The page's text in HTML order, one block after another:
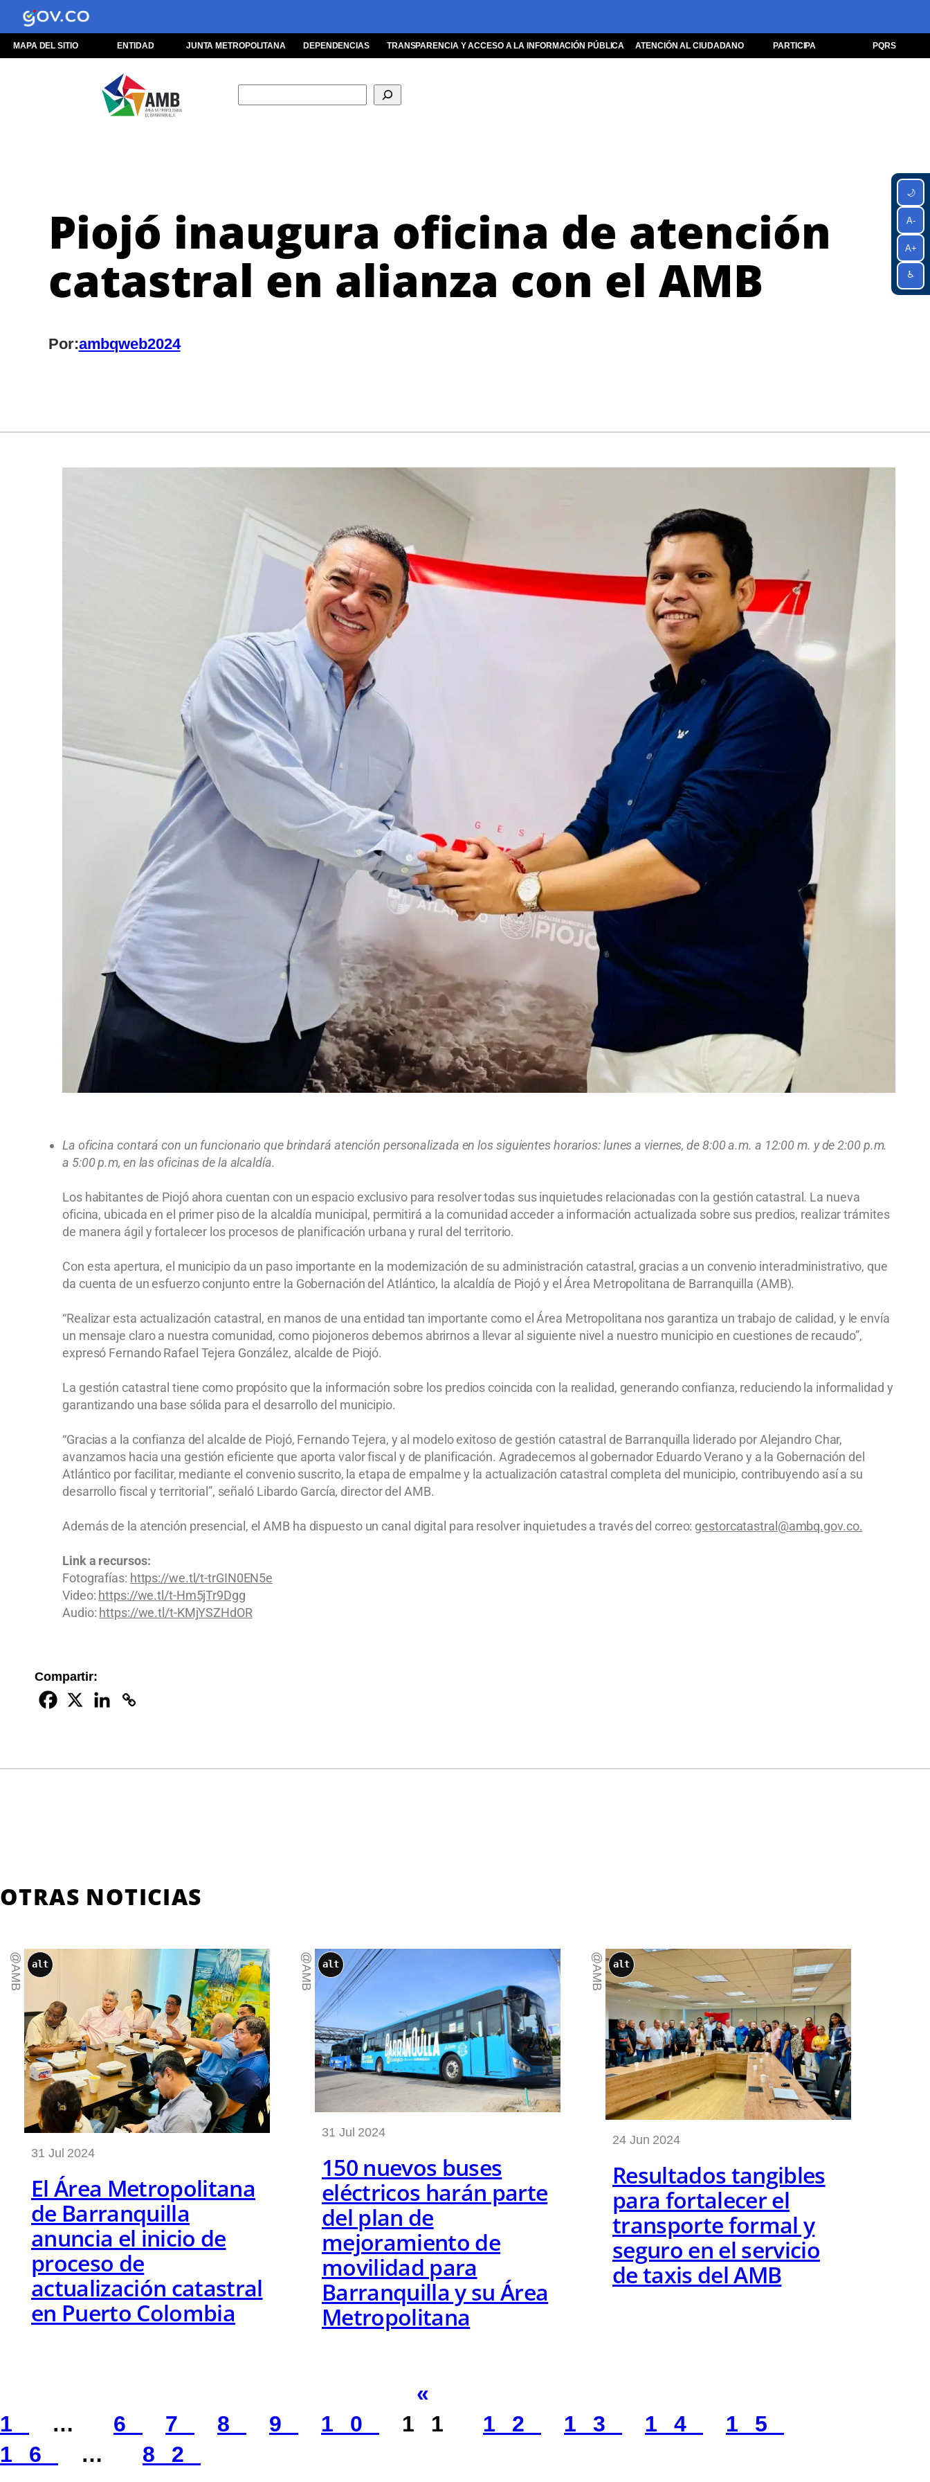
🌙
A-
A+
♿
MAPA DEL SITIO ENTIDAD JUNTA METROPOLITANA DEPENDENCIAS TRANSPARENCIA Y ACCESO A LA INFORMACIÓN PÚBLICA ATENCIÓN AL CIUDADANO PARTICIPA PQRS
Piojó inaugura oficina de atención
catastral en alianza con el AMB
Por:ambqweb2024
La oficina contará con un funcionario que brindará atención personalizada en los siguientes horarios: lunes a viernes, de 8:00 a.m. a 12:00 m. y de 2:00 p.m.
a 5:00 p.m, en las oficinas de la alcaldía.
Los habitantes de Piojó ahora cuentan con un espacio exclusivo para resolver todas sus inquietudes relacionadas con la gestión catastral. La nueva
oficina, ubicada en el primer piso de la alcaldía municipal, permitirá a la comunidad acceder a información actualizada sobre sus predios, realizar trámites
de manera ágil y fortalecer los procesos de planificación urbana y rural del territorio.
Con esta apertura, el municipio da un paso importante en la modernización de su administración catastral, gracias a un convenio interadministrativo, que
da cuenta de un esfuerzo conjunto entre la Gobernación del Atlántico, la alcaldía de Piojó y el Área Metropolitana de Barranquilla (AMB).
“Realizar esta actualización catastral, en manos de una entidad tan importante como el Área Metropolitana nos garantiza un trabajo de calidad, y le envía
un mensaje claro a nuestra comunidad, como piojoneros debemos abrirnos a llevar al siguiente nivel a nuestro municipio en cuestiones de recaudo”,
expresó Fernando Rafael Tejera González, alcalde de Piojó.
La gestión catastral tiene como propósito que la información sobre los predios coincida con la realidad, generando confianza, reduciendo la informalidad y
garantizando una base sólida para el desarrollo del municipio.
“Gracias a la confianza del alcalde de Piojó, Fernando Tejera, y al modelo exitoso de gestión catastral de Barranquilla liderado por Alejandro Char,
avanzamos hacia una gestión eficiente que aporta valor fiscal y de planificación. Agradecemos al gobernador Eduardo Verano y a la Gobernación del
Atlántico por facilitar, mediante el convenio suscrito, la etapa de empalme y la actualización catastral completa del municipio, contribuyendo así a su
desarrollo fiscal y territorial”, señaló Libardo García, director del AMB.
Además de la atención presencial, el AMB ha dispuesto un canal digital para resolver inquietudes a través del correo: gestorcatastral@ambq.gov.co.
Link a recursos:
Fotografías: https://we.tl/t-trGIN0EN5e
Video: https://we.tl/t-Hm5jTr9Dgg
Audio: https://we.tl/t-KMjYSZHdOR
Compartir:
OTRAS NOTICIAS
@AMB alt
31 Jul 2024
El Área Metropolitana
de Barranquilla
anuncia el inicio de
proceso de
actualización catastral
en Puerto Colombia
@AMB alt
31 Jul 2024
150 nuevos buses
eléctricos harán parte
del plan de
mejoramiento de
movilidad para
Barranquilla y su Área
Metropolitana
@AMB alt
24 Jun 2024
Resultados tangibles
para fortalecer el
transporte formal y
seguro en el servicio
de taxis del AMB
«
1
… 6 7 8 9 10 11 12 13 14
15
16
…
82